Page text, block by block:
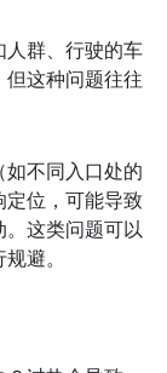
群、行驶的车
这种问题往往
不同入口处的
定位，可能导致
这类问题可以
避。